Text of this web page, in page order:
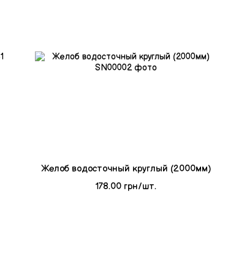
Желоб водосточный круглый (2000мм)
178.00 грн/шт.